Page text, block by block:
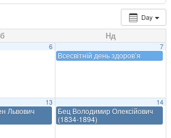
Day
Нд
6 7
Всесвітній день здоров’я
13
Львович
14
Бец Володимир Олексійович
(1834-1894)